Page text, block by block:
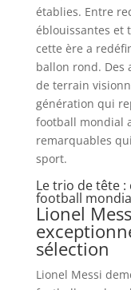
établies. Entre
éblouissantes et
cette ère a
ballon rond. Des
de terrain
génération qui
football mondial
remarquables
sport.
Le trio de tête
football
Lionel
sélection
Lionel Messi